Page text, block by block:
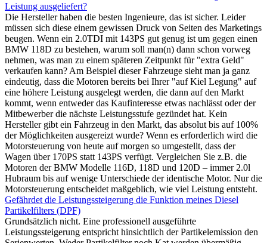
Leistung ausgeliefert?
Die Hersteller haben die besten Ingenieure, das ist sicher. Leider
müssen sich diese einem gewissen Druck von Seiten des Marketings
beugen. Wenn ein 2.0TDI mit 143PS gut genug ist um gegen einen
BMW 118D zu bestehen, warum soll man(n) dann schon vorweg
nehmen, was man zu einem späteren Zeitpunkt für "extra Geld"
verkaufen kann? Am Beispiel dieser Fahrzeuge sieht man ja ganz
eindeutig, dass die Motoren bereits bei Ihrer "auf Kiel Legung" auf
eine höhere Leistung ausgelegt werden, die dann auf den Markt
kommt, wenn entweder das Kaufinteresse etwas nachlässt oder der
Mitbewerber die nächste Leistungsstufe gezündet hat. Kein
Hersteller gibt ein Fahrzeug in den Markt, das absolut bis auf 100%
der Möglichkeiten ausgereizt wurde? Wenn es erforderlich wird die
Motorsteuerung von heute auf morgen so umgestellt, dass der
Wagen über 170PS statt 143PS verfügt. Vergleichen Sie z.B. die
Motoren der BMW Modelle 116D, 118D und 120D – immer 2.0l
Hubraum bis auf wenige Unterschiede der identische Motor. Nur die
Motorsteuerung entscheidet maßgeblich, wie viel Leistung entsteht.
Gefährdet die Leistungssteigerung die Funktion meines Diesel
Partikelfilters (DPF)
Grundsätzlich nicht. Eine professionell ausgeführte
Leistungssteigerung entspricht hinsichtlich der Partikelemission den